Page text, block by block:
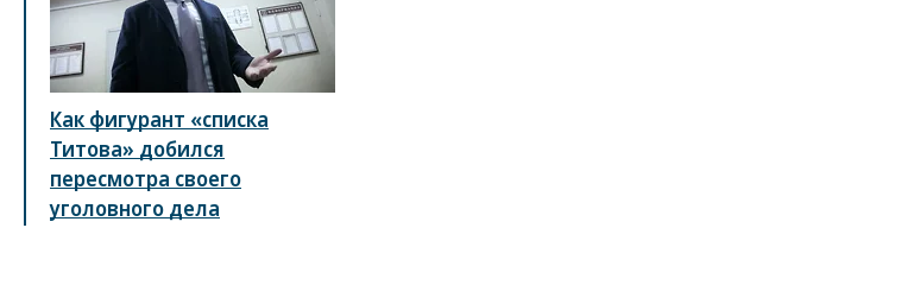
Как фигурант «списка
Титова» добился
пересмотра своего
уголовного дела